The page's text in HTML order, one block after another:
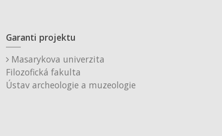
Garanti projektu
Masarykova univerzita
Filozofická fakulta
Ústav archeologie a muzeologie